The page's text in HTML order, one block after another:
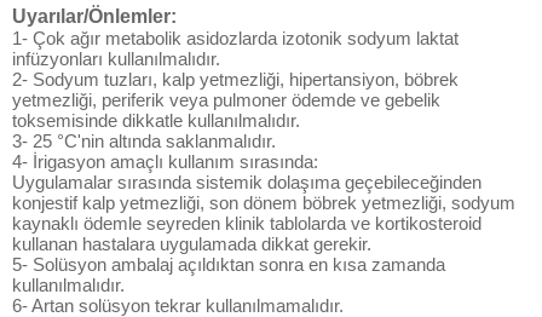
Uyarılar/Önlemler:
1- Çok ağır metabolik asidozlarda izotonik sodyum laktat
infüzyonları kullanılmalıdır.
2- Sodyum tuzları, kalp yetmezliği, hipertansiyon, böbrek
yetmezliği, periferik veya pulmoner ödemde ve gebelik
toksemisinde dikkatle kullanılmalıdır.
3- 25 °C'nin altında saklanmalıdır.
4- İrigasyon amaçlı kullanım sırasında:
Uygulamalar sırasında sistemik dolaşıma geçebileceğinden
konjestif kalp yetmezliği, son dönem böbrek yetmezliği, sodyum
kaynaklı ödemle seyreden klinik tablolarda ve kortikosteroid
kullanan hastalara uygulamada dikkat gerekir.
5- Solüsyon ambalaj açıldıktan sonra en kısa zamanda
kullanılmalıdır.
6- Artan solüsyon tekrar kullanılmamalıdır.